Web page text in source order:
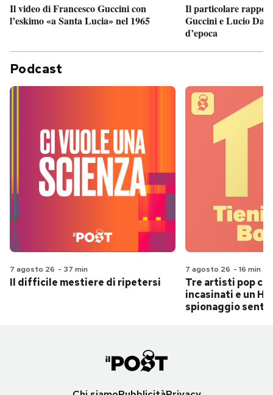
Il video di Francesco Guccini con
l’eskimo «a Santa Lucia» nel 1965
Il particolare
Guccini e Lucio
d’epoca
Podcast
7 agosto 26 - 37 min
Il difficile mestiere di ripetersi
7 agosto 26 - 16 min
Tre artisti pop
incasinati e un
spionaggio